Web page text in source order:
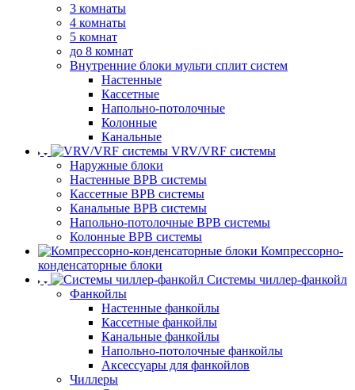
3 комнаты
4 комнаты
5 комнат
до 8 комнат
Внутренние блоки мульти сплит систем
Настенные
Кассетные
Напольно-потолочные
Колонные
Канальные
VRV/VRF системы
Наружные блоки
Настенные ВРВ системы
Кассетные ВРВ системы
Канальные ВРВ системы
Напольно-потолочные ВРВ системы
Колонные ВРВ системы
Компрессорно-
конденсаторные блоки
Системы чиллер-фанкойл
Фанкойлы
Настенные фанкойлы
Кассетные фанкойлы
Канальные фанкойлы
Напольно-потолочные фанкойлы
Аксессуары для фанкойлов
Чиллеры